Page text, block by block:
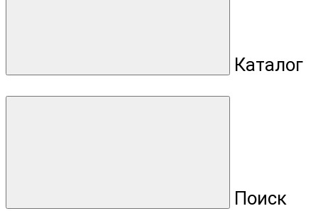
Каталог
Поиск